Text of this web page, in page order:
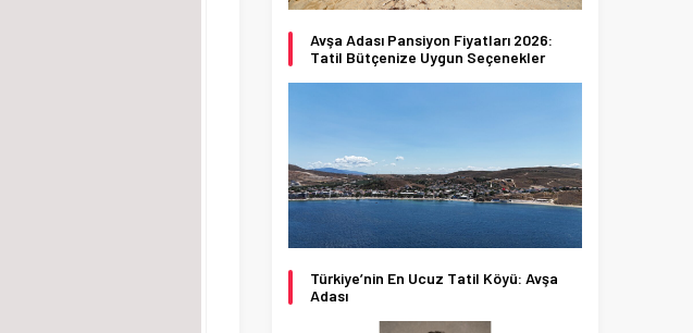
Avşa Adası Pansiyon Fiyatları 2026:
Tatil Bütçenize Uygun Seçenekler
Türkiye’nin En Ucuz Tatil Köyü: Avşa
Adası